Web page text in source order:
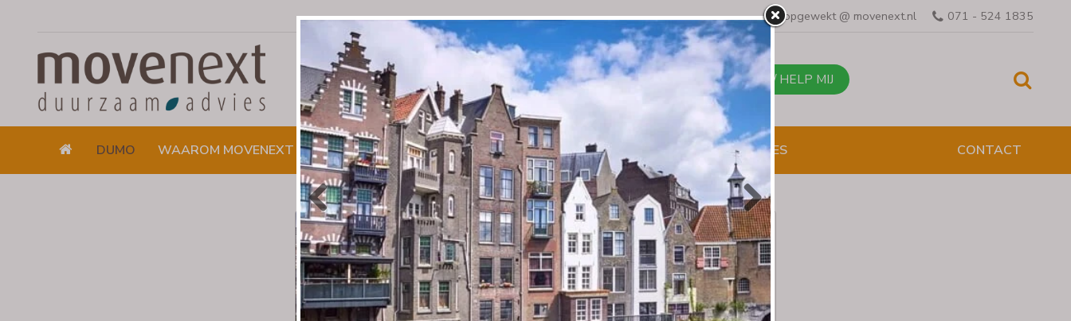
opgewekt @ movenext.nl 071 - 524 1835
BEL MIJ / HELP MIJ
DUMO WAAROM MOVENEXT DUURZAAM ADVIES PROJECTEN OVER ONS PRESENTATIES
Wat is een Duurzame
Monumenten (DuMo)
advies?
DuMo-adviseurs hebben verstand